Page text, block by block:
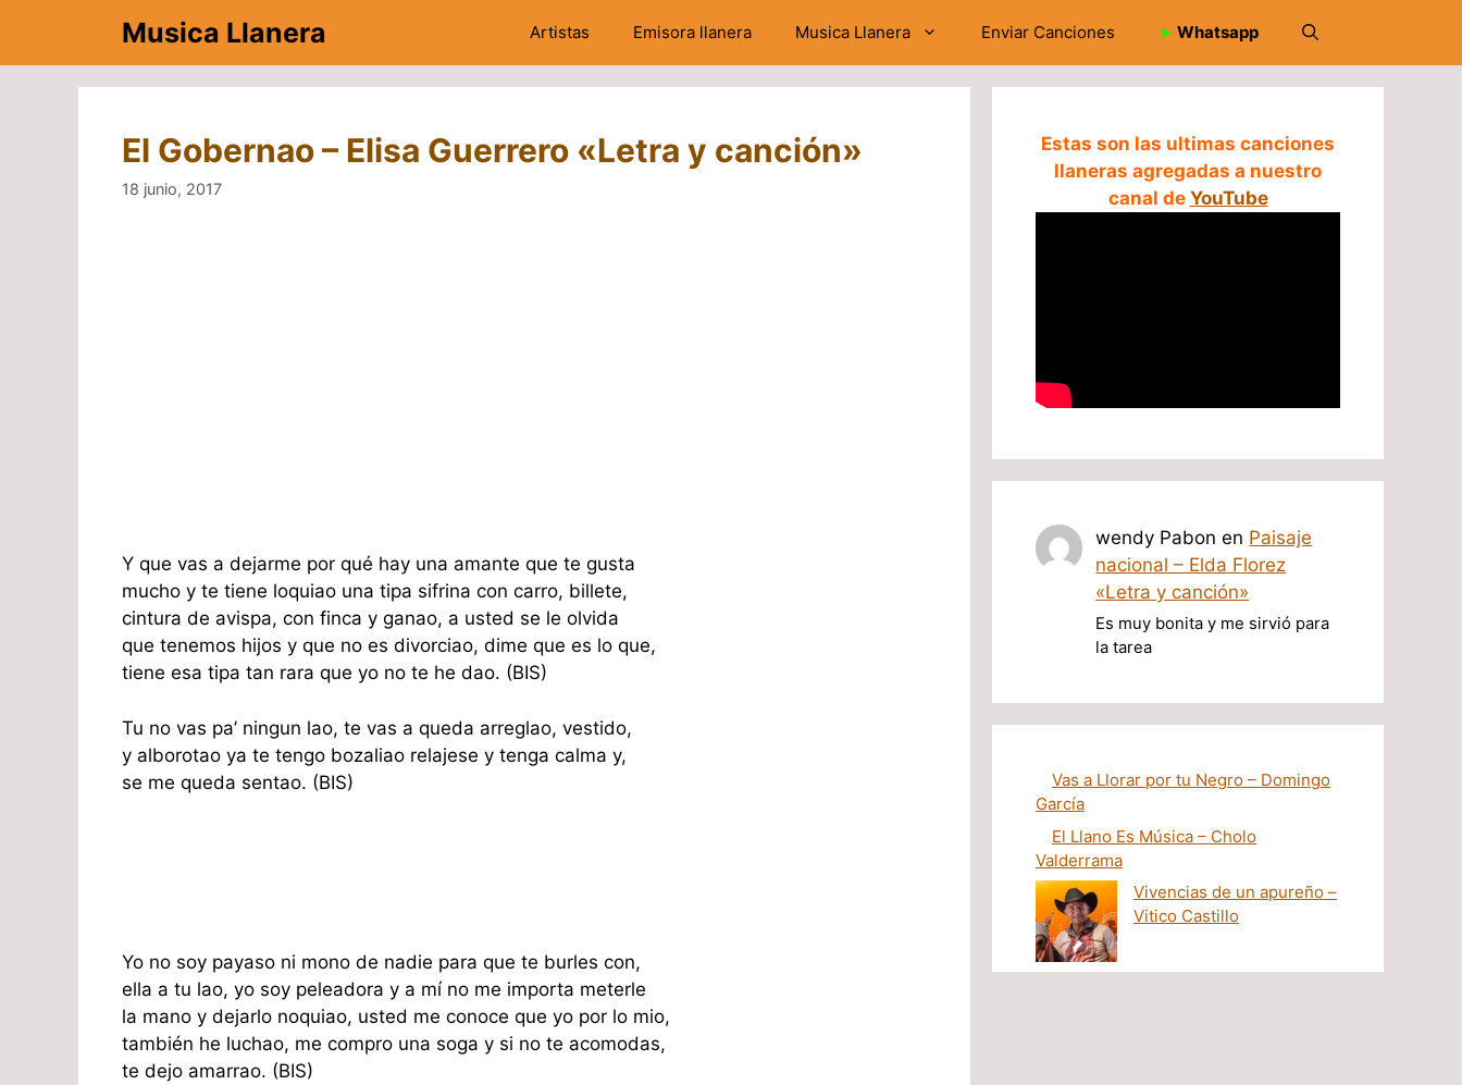
contenido
Musica Llanera Artistas Emisora llanera Musica Llanera Enviar Canciones ➤ Whatsapp
El Gobernao – Elisa Guerrero «Letra y canción»
18 junio, 2017
Y que vas a dejarme por qué hay una amante que te gusta
mucho y te tiene loquiao una tipa sifrina con carro, billete,
cintura de avispa, con finca y ganao, a usted se le olvida
que tenemos hijos y que no es divorciao, dime que es lo que,
tiene esa tipa tan rara que yo no te he dao. (BIS)
Tu no vas pa’ ningun lao, te vas a queda arreglao, vestido,
y alborotao ya te tengo bozaliao relajese y tenga calma y,
se me queda sentao. (BIS)
Yo no soy payaso ni mono de nadie para que te burles con,
ella a tu lao, yo soy peleadora y a mí no me importa meterle
la mano y dejarlo noquiao, usted me conoce que yo por lo mio,
también he luchao, me compro una soga y si no te acomodas,
te dejo amarrao. (BIS)
Estas son las ultimas canciones
llaneras agregadas a nuestro
canal de YouTube
wendy Pabon en Paisaje
nacional – Elda Florez
«Letra y canción»
Es muy bonita y me sirvió para
la tarea
Vas a Llorar por tu Negro – Domingo
García
El Llano Es Música – Cholo
Valderrama
Vivencias de un apureño –
Vitico Castillo